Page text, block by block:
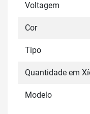
Voltagem
Cor
Tipo
Quantidade em
Modelo